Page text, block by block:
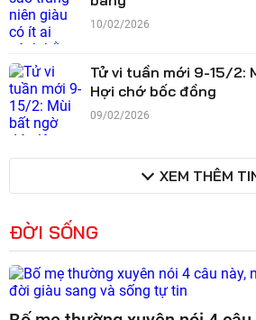
10/02/2026
Tử vi tuần mới 9-15/2:
Hợi chớ bốc đồng
09/02/2026
XEM THÊM
ĐỜI SỐNG